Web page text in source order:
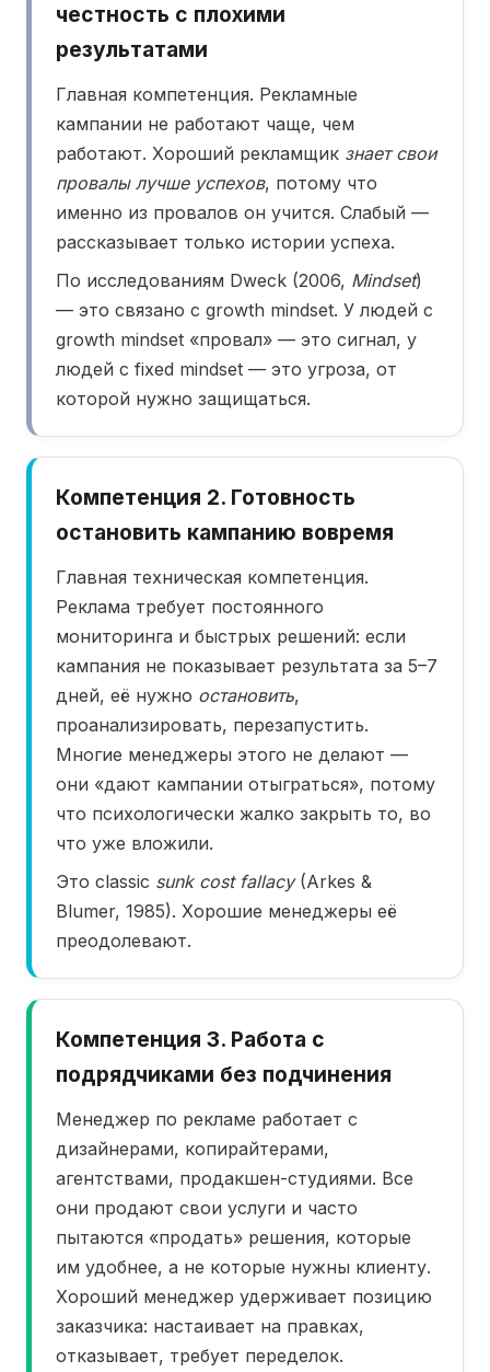
честность с плохими
результатами
Главная компетенция. Рекламные
кампании не работают чаще, чем
работают. Хороший рекламщик знает свои
провалы лучше успехов, потому что
именно из провалов он учится. Слабый —
рассказывает только истории успеха.
По исследованиям Dweck (2006, Mindset)
— это связано с growth mindset. У людей с
growth mindset «провал» — это сигнал, у
людей с fixed mindset — это угроза, от
которой нужно защищаться.
Компетенция 2. Готовность
остановить кампанию вовремя
Главная техническая компетенция.
Реклама требует постоянного
мониторинга и быстрых решений: если
кампания не показывает результата за 5–7
дней, её нужно остановить,
проанализировать, перезапустить.
Многие менеджеры этого не делают —
они «дают кампании отыграться», потому
что психологически жалко закрыть то, во
что уже вложили.
Это classic sunk cost fallacy(Arkes &
Blumer, 1985). Хорошие менеджеры её
преодолевают.
Компетенция 3. Работа с
подрядчиками без подчинения
Менеджер по рекламе работает с
дизайнерами, копирайтерами,
агентствами, продакшен-студиями. Все
они продают свои услуги и часто
пытаются «продать» решения, которые
им удобнее, а не которые нужны клиенту.
Хороший менеджер удерживает позицию
заказчика: настаивает на правках,
отказывает, требует переделок.